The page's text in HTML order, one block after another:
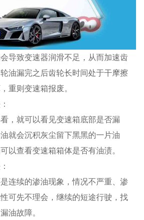
导致变速器润滑不足，从而加速齿
油漏完之后齿轮长时间处于干摩擦
重则变速箱报废。
，就可以看见变速箱底部是否漏
就会沉积灰尘留下黑黑的一片油
以查看变速箱箱体是否有油渍。
连续的渗油现象，情况不严重、渗
可先不理会，继续的短途行驶，找
油故障。